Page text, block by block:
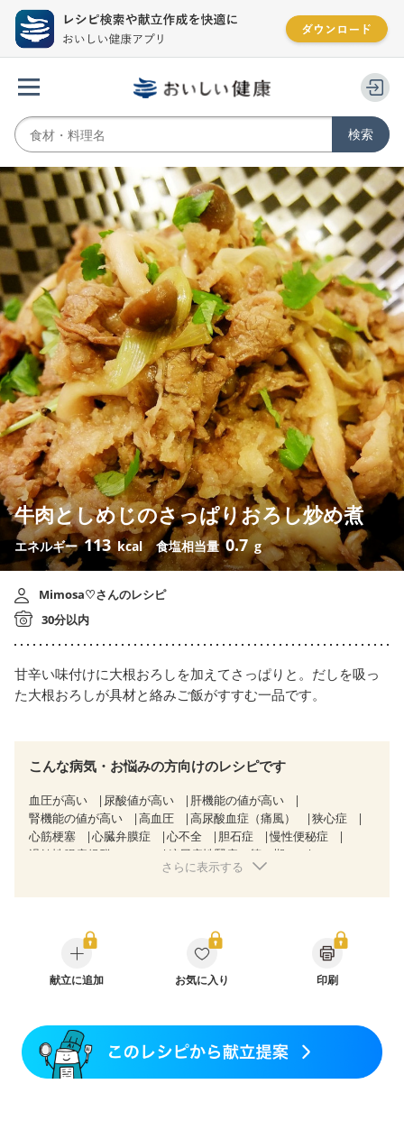
牛肉としめじのさっぱりおろし炒め煮
エネルギー113 kcal 食塩相当量0.7 g
Mimosa♡さんのレシピ
30分以内
甘辛い味付けに大根おろしを加えてさっぱりと。だしを吸っ
た大根おろしが具材と絡みご飯がすすむ一品です。
こんな病気・お悩みの方向けのレシピです
血圧が高い 尿酸値が高い
肝機能の値が高い
腎機能の値が高い
高血圧 高尿酸血症（痛風）
狭心症
心筋梗塞
心臓弁膜症 心不全 胆石症
慢性便秘症
過敏性腸症候群（IBS）
糖尿病性腎症（第１期）
糖尿病性腎症（第３期）
乳がん（放射線治療中）
乳がん治療を終えた方・経過観察中の方など
妊娠中(初期)
妊婦健診・体重増加が気になる（初期）
妊娠糖尿病(初期)
産後（ミルク）
骨折 関節リウマチ 乾癬
貧血対策
ニキビ・肌荒れ
さらに表示する
献立に追加 お気に入り 印刷